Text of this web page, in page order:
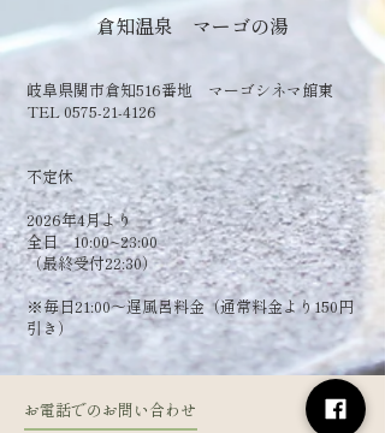
倉知温泉 マーゴの湯
岐阜県関市倉知516番地 マーゴシネマ館東
TEL 0575-21-4126
​不定休
2026年4月より
全日 10:00~23:00
（最終受付22:30）
​※毎日21:00～遅風呂料金（通常料金より150円
引き）
お電話でのお問い合わせ